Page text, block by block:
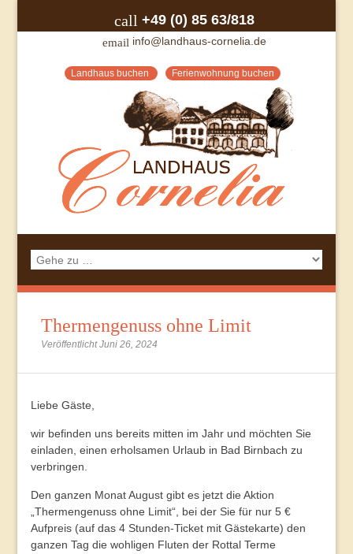
call +49 (0) 85 63/818
email info@landhaus-cornelia.de
Landhaus buchen Ferienwohnung buchen
Thermengenuss ohne Limit
Veröffentlicht Juni 26, 2024
Liebe Gäste,
wir befinden uns bereits mitten im Jahr und möchten Sie
einladen, einen erholsamen Urlaub in Bad Birnbach zu
verbringen.
Den ganzen Monat August gibt es jetzt die Aktion
„Thermengenuss ohne Limit“, bei der Sie für nur 5 €
Aufpreis (auf das 4 Stunden-Ticket mit Gästekarte) den
ganzen Tag die wohligen Fluten der Rottal Terme